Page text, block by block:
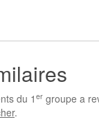
du 1 er groupe a
.